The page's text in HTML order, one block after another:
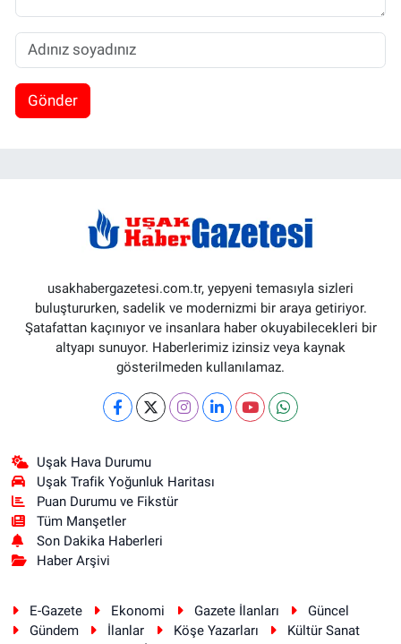
Gönder
usakhabergazetesi.com.tr, yepyeni temasıyla sizleri
buluştururken, sadelik ve modernizmi bir araya getiriyor.
Şatafattan kaçınıyor ve insanlara haber okuyabilecekleri bir
altyapı sunuyor. Haberlerimiz izinsiz veya kaynak
gösterilmeden kullanılamaz.
Uşak Hava Durumu
Uşak Trafik Yoğunluk Haritası
Puan Durumu ve Fikstür
Tüm Manşetler
Son Dakika Haberleri
Haber Arşivi
E-Gazete Ekonomi Gazete İlanları
Güncel
Gündem
İlanlar Köşe Yazarları
Kültür Sanat